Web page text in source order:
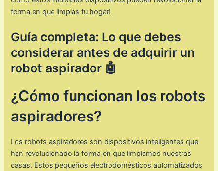
forma en que limpias tu hogar!
Guía completa: Lo que debes
considerar antes de adquirir un
robot aspirador 🤖
¿Cómo funcionan los robots
aspiradores?
Los robots aspiradores son dispositivos inteligentes que
han revolucionado la forma en que limpiamos nuestras
casas. Estos pequeños electrodomésticos automatizados